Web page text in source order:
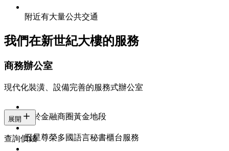
附近有大量公共交通
我們在新世紀大樓的服務
商務辦公室
現代化裝潢、設備完善的服務式辦公室
位於金融商圈黃金地段
五星尊榮多國語言秘書櫃台服務
展開
查詢價錢